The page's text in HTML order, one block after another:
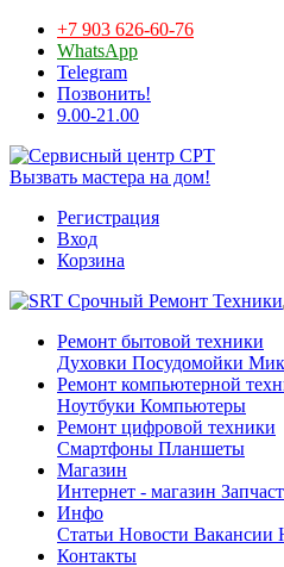
+7 903 626-60-76
WhatsApp
Telegram
Позвонить!
9.00-21.00
Вызвать мастера на дом!
Регистрация
Вход
Корзина
Срочный Ремонт Техники
Ремонт бытовой техники
Духовки Посудомойки
Ремонт компьютерной
Ноутбуки Компьютеры
Ремонт цифровой техники
Смартфоны Планшеты
Магазин
Интернет - магазин
Инфо
Статьи Новости Вакансии
Контакты